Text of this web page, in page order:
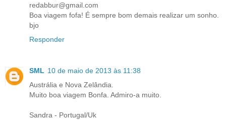
redabbur@gmail.com
Boa viagem fofa! É sempre bom demais realizar um sonho.
bjo
Responder
SML 10 de maio de 2013 às 11:38
Austrália e Nova Zelândia.
Muito boa viagem Bonfa. Admiro-a muito.
Sandra - Portugal/Uk